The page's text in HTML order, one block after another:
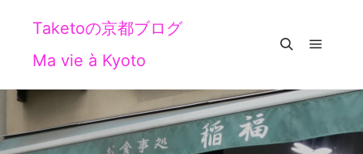
Taketoの京都ブログ
Ma vie à Kyoto